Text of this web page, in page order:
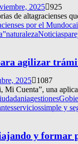
2025 925
de
por el Mundo
naturalezaNoticias
agilizar
2025
1087
Cuenta”, una
gestiones
serviciossimple y
y formar